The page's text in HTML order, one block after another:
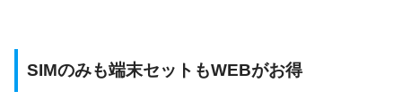
SIMのみも端末セットもWEBがお得